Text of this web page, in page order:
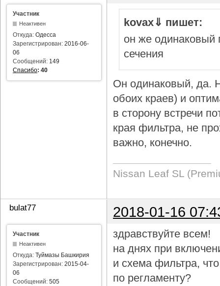
Участник
Неактивен
Откуда: Одесса
Зарегистрирован: 2016-06-
06
Сообщений: 149
Спасибо: 40
kovax⇓ пишет:
он же одинаковый
сечения
Он одинаковый, да.
обоих краев) и
в сторону встречи
края фильтра, не
важно, конечно.
Nissan Leaf SL
bulat77 2018-01-16
Участник
Неактивен
Откуда: Туймазы Башкирия
Зарегистрирован: 2015-04-
06
Сообщений: 505
здравствуйте всем!
на днях при
и схема фильтра,
по регламенту?